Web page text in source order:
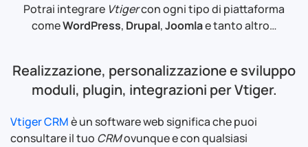
Potrai integrare Vtigercon ogni tipo di piattaforma
comeWordPress, Drupal,Joomlae tanto altro…
Realizzazione, personalizzazione e sviluppo
moduli, plugin, integrazioni per Vtiger.
Vtiger CRMè un software web significa che puoi
consultare il tuo CRMovunque e con qualsiasi